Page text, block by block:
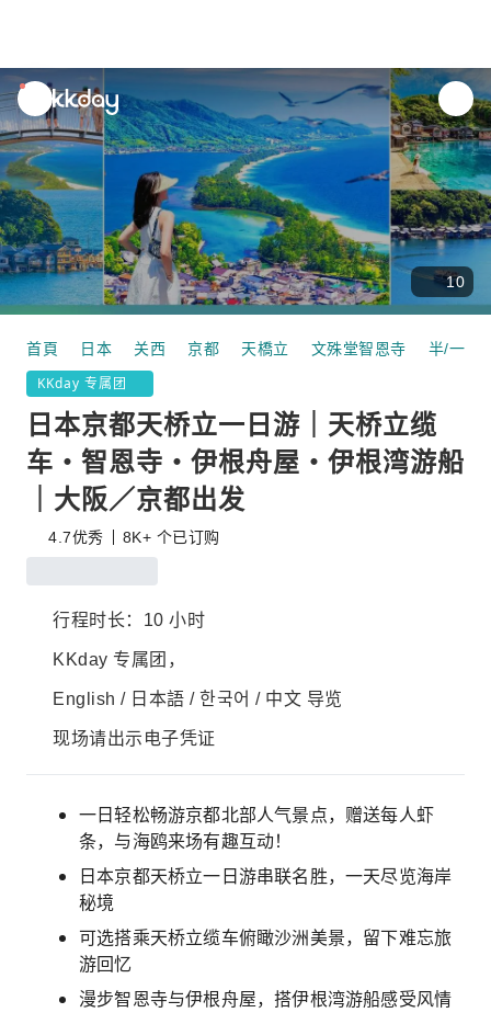
unread
notifications
10
首頁 日本 关西 京都 天橋立 文殊堂智恩寺 半/一日
KKday 专属团
日本京都天桥立一日游｜天桥立缆
车・智恩寺・伊根舟屋・伊根湾游船
｜大阪／京都出发
4.7优秀 8K+ 个已订购
行程时长：10 小时
KKday 专属团，
English / 日本語 / 한국어 / 中文 导览
现场请出示电子凭证
一日轻松畅游京都北部人气景点，赠送每人虾
条，与海鸥来场有趣互动！
日本京都天桥立一日游串联名胜，一天尽览海岸
秘境
可选搭乘天桥立缆车俯瞰沙洲美景，留下难忘旅
游回忆
漫步智恩寺与伊根舟屋，搭伊根湾游船感受风情